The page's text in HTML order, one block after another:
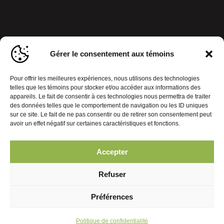
Gérer le consentement aux témoins
Pour offrir les meilleures expériences, nous utilisons des technologies
telles que les témoins pour stocker et/ou accéder aux informations des
appareils. Le fait de consentir à ces technologies nous permettra de traiter
des données telles que le comportement de navigation ou les ID uniques
sur ce site. Le fait de ne pas consentir ou de retirer son consentement peut
avoir un effet négatif sur certaines caractéristiques et fonctions.
Accepter
Refuser
Préférences
Politique de confidentialité